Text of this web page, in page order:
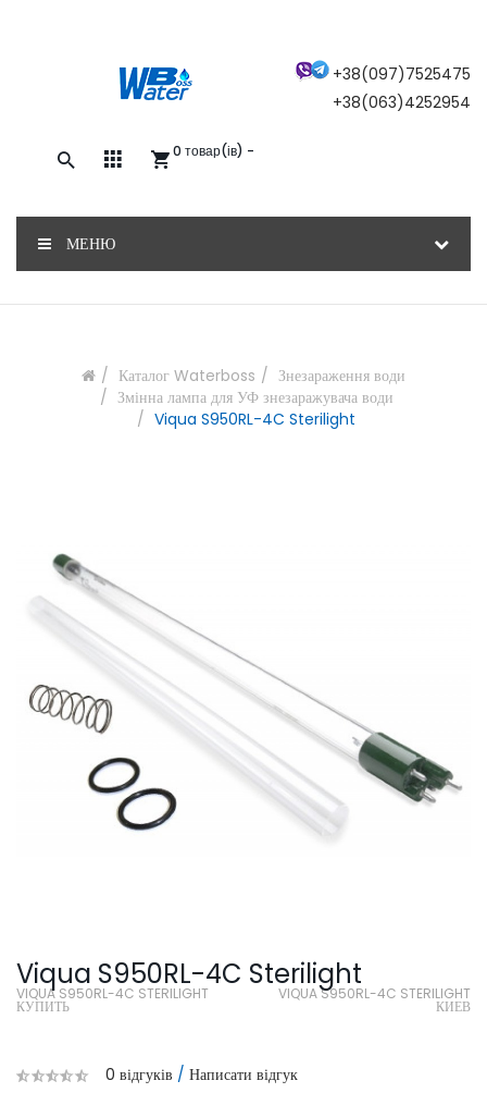
+38(097)7525475
+38(063)4252954
0 товар(ів) -
МЕНЮ
Каталог Waterboss
Знезараження води
Змінна лампа для УФ знезаражувача води
Viqua S950RL-4C Sterilight
Viqua S950RL-4C Sterilight
VIQUA S950RL-4C STERILIGHT
КУПИТЬ
VIQUA S950RL-4C STERILIGHT
КИЕВ
0 відгуків / Написати відгук
Закажите обратный звонок, и наш
ОТПРАВИТЬ